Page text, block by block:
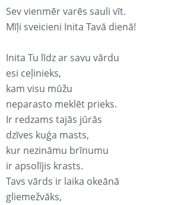
Sev vienmēr varēs sauli vīt.
Mīļi sveicieni Inita Tavā dienā!
Inita Tu līdz ar savu vārdu
esi ceļinieks,
kam visu mūžu
neparasto meklēt prieks.
Ir redzams tajās jūrās
dzīves kuģa masts,
kur nezināmu brīnumu
ir apsolījis krasts.
Tavs vārds ir laika okeānā
gliemežvāks,